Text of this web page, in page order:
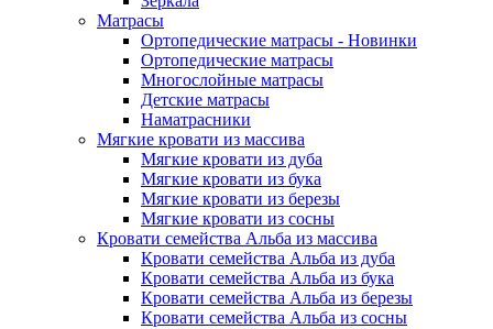
Матрасы
Ортопедические матрасы - Новинки
Ортопедические матрасы
Многослойные матрасы
Детские матрасы
Наматрасники
Мягкие кровати из массива
Мягкие кровати из дуба
Мягкие кровати из бука
Мягкие кровати из березы
Мягкие кровати из сосны
Кровати семейства Альба из массива
Кровати семейства Альба из дуба
Кровати семейства Альба из бука
Кровати семейства Альба из березы
Кровати семейства Альба из сосны